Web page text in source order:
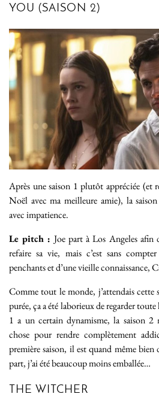
YOU (SAISON 2)
Après une saison 1 plutôt appréciée (et
Noël avec ma meilleure amie), la
avec impatience.
Le pitch : Joe part à Los Angeles afin
refaire sa vie, mais c’est sans
penchants et d’une vieille connaissance,
Comme tout le monde, j’attendais cette
purée, ça a été laborieux de regarder
1 a un certain dynamisme, la saison 2
chose pour rendre complètement
première saison, il est quand même bien
part, j’ai été beaucoup moins emballée…
THE WITCHER